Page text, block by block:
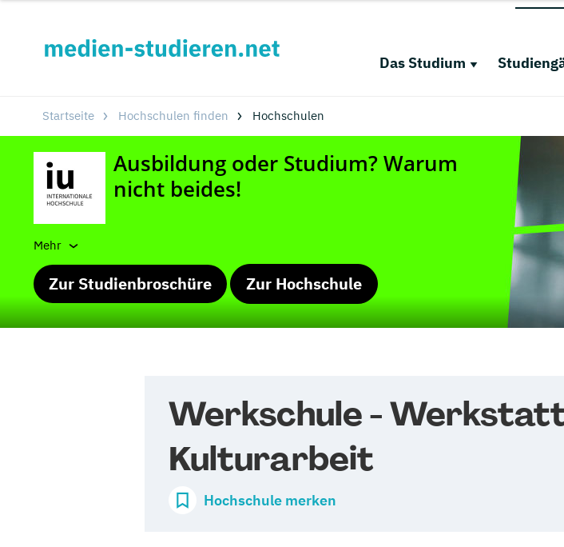
Das Studium
Startseite Hochschulen finden Hochschulen
Mehr
Zur Studienbroschüre Zur Hochschule
Werkschule -
Kulturarbeit
Hochschule merken